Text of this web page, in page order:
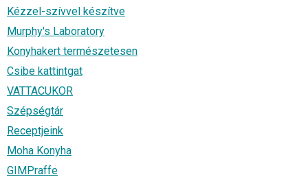
Kézzel-szívvel készítve
Murphy's Laboratory
Konyhakert természetesen
Csibe kattintgat
VATTACUKOR
Szépségtár
Receptjeink
Moha Konyha
GIMPraffe